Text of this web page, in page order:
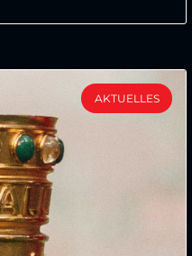
AKTUELLES